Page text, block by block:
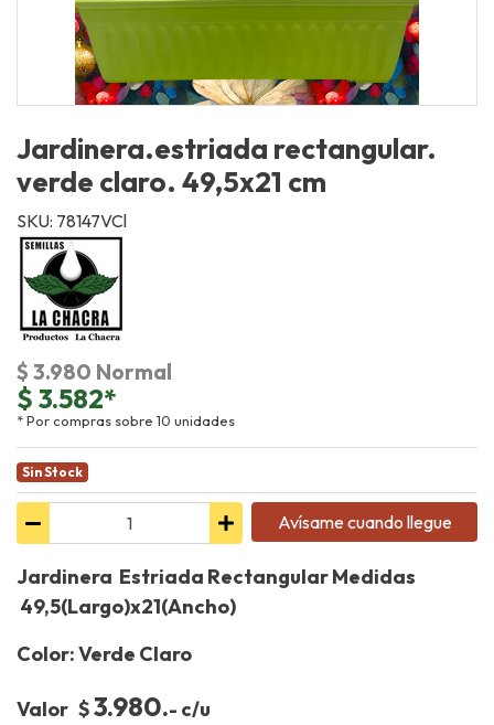
Jardinera.estriada rectangular.
verde claro. 49,5x21 cm
SKU: 78147VCl
$ 3.980 Normal
$ 3.582*
* Por compras sobre 10 unidades
Sin Stock
Avísame cuando llegue
Jardinera Estriada Rectangular Medidas
49,5(Largo)x21(Ancho)
Color: Verde Claro
Valor $3.980.- c/u